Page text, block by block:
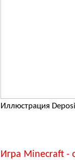
Иллюстрация
Игра Minecraft -